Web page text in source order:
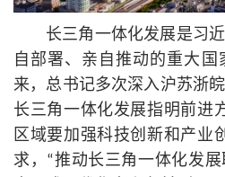
长三角一体化发展是习
自部署、亲自推动的重大
来， 总书记多次深入沪苏浙
长三角一体化发展指明前进
区域要加强科技创新和产业
求，“推动长三角一体化发